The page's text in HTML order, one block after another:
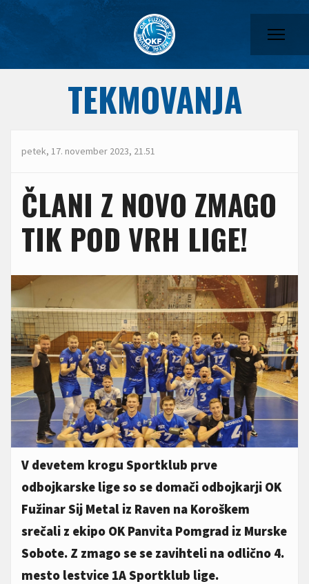
TEKMOVANJA
petek, 17. november 2023, 21.51
ČLANI Z NOVO ZMAGO
TIK POD VRH LIGE!
V devetem krogu Sportklub prve
odbojkarske lige so se domači odbojkarji OK
Fužinar Sij Metal iz Raven na Koroškem
srečali z ekipo OK Panvita Pomgrad iz Murske
Sobote. Z zmago se se zavihteli na odlično 4.
mesto lestvice 1A Sportklub lige.